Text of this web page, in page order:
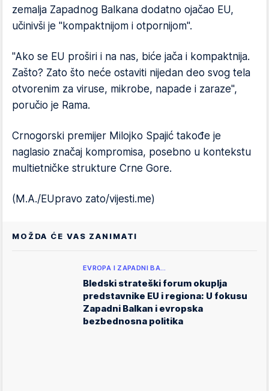
zemalja Zapadnog Balkana dodatno ojačao EU,
učinivši je "kompaktnijom i otpornijom".
"Ako se EU proširi i na nas, biće jača i kompaktnija.
Zašto? Zato što neće ostaviti nijedan deo svog tela
otvorenim za viruse, mikrobe, napade i zaraze",
poručio je Rama.
Crnogorski premijer Milojko Spajić takođe je
naglasio značaj kompromisa, posebno u kontekstu
multietničke strukture Crne Gore.
(M.A./EUpravo zato/vijesti.me)
MOŽDA ĆE VAS ZANIMATI
EVROPA I ZAPADNI BA…
Bledski strateški forum okuplja
predstavnike EU i regiona: U fokusu
Zapadni Balkan i evropska
bezbednosna politika